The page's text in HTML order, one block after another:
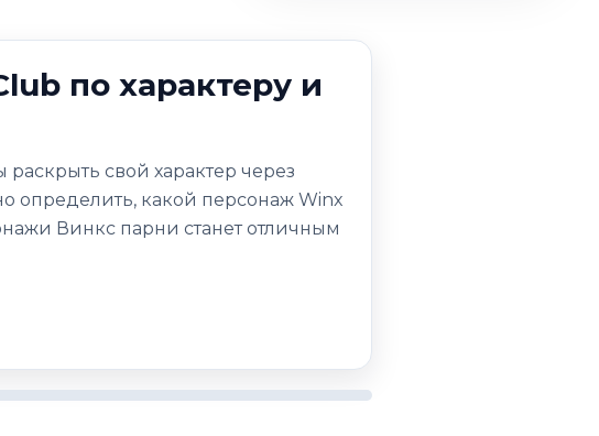
по характеру и
свой характер через
определить, какой персонаж Winx
Винкс парни станет отличным